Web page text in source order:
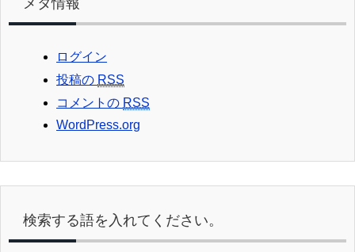
メタ情報
ログイン
投稿の RSS
コメントの RSS
WordPress.org
検索する語を入れてください。